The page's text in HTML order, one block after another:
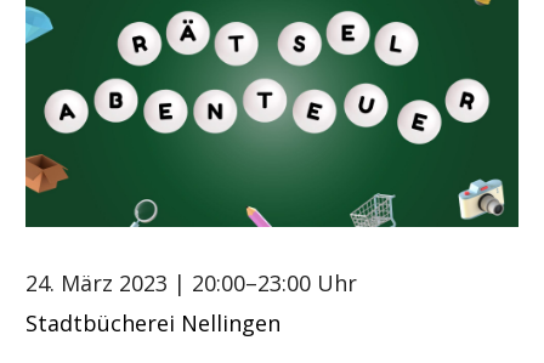
24. März 2023 | 20:00–23:00 Uhr
Stadtbücherei Nellingen